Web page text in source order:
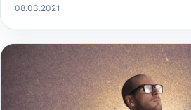
08.03.2021